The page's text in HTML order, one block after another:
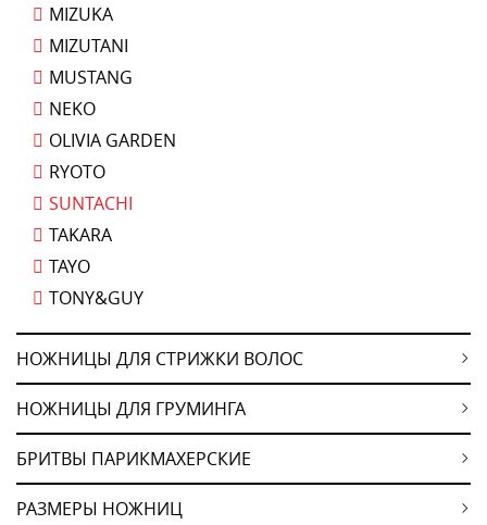
MIZUKA
MIZUTANI
MUSTANG
NEKO
OLIVIA GARDEN
RYOTO
SUNTACHI
TAKARA
TAYO
TONY&GUY
НОЖНИЦЫ ДЛЯ СТРИЖКИ ВОЛОС
НОЖНИЦЫ ДЛЯ ГРУМИНГА
БРИТВЫ ПАРИКМАХЕРСКИЕ
РАЗМЕРЫ НОЖНИЦ